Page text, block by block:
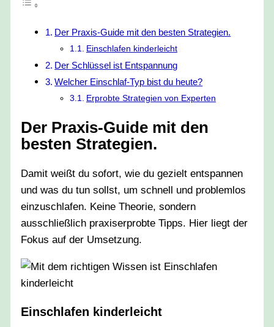
Der Praxis-Guide mit den besten Strategien.
Einschlafen kinderleicht
Der Schlüssel ist Entspannung
Welcher Einschlaf-Typ bist du heute?
Erprobte Strategien von Experten
Der Praxis-Guide mit den
besten Strategien.
Damit weißt du sofort, wie du gezielt entspannen
und was du tun sollst, um schnell und problemlos
einzuschlafen. Keine Theorie, sondern
ausschließlich praxiserprobte Tipps. Hier liegt der
Fokus auf der Umsetzung.
Einschlafen kinderleicht